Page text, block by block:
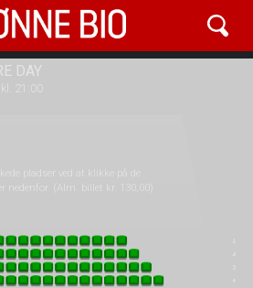
Bio
DAY
21:00
pladser ved at klikke på de
nedenfor. (Alm. billet kr. 130,00)
temp 115617